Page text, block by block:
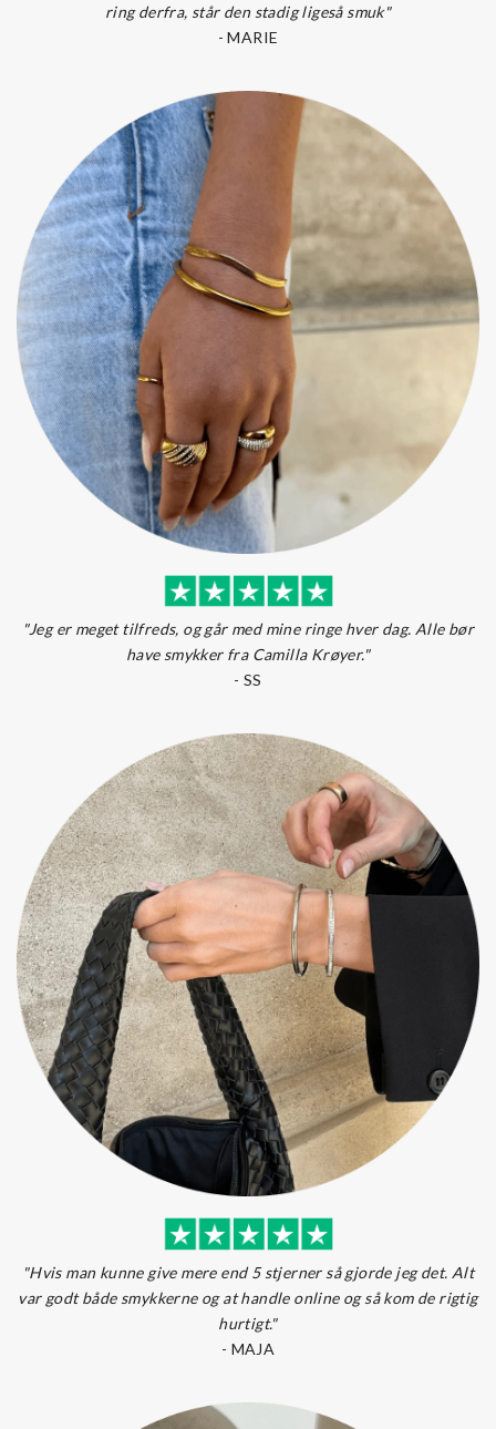
ring derfra, står den stadig ligeså smuk"
- MARIE
"Jeg er meget tilfreds, og går med mine ringe hver dag. Alle bør
have smykker fra Camilla Krøyer."
- SS
"Hvis man kunne give mere end 5 stjerner så gjorde jeg det. Alt
var godt både smykkerne og at handle online og så kom de rigtig
hurtigt."
- MAJA